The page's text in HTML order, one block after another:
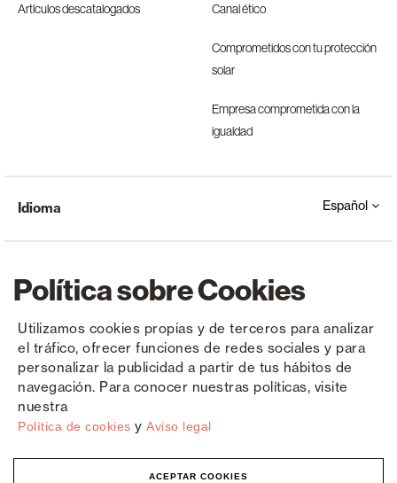
Política sobre Cookies
Utilizamos cookies propias y de terceros para analizar
el tráfico, ofrecer funciones de redes sociales y para
personalizar la publicidad a partir de tus hábitos de
navegación. Para conocer nuestras políticas, visite
nuestra
Política de cookies y Aviso legal
ACEPTAR COOKIES
Artículos descatalogados Canal ético
Comprometidos con tu protección
solar
Empresa comprometida con la
igualdad
Copyright © Saxun 2023 - 2026 Política de privacidad Aviso legal Cookies
Idioma Español